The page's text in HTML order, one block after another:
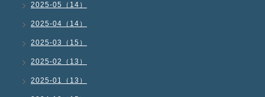
2025-05（14）
2025-04（14）
2025-03（15）
2025-02（13）
2025-01（13）